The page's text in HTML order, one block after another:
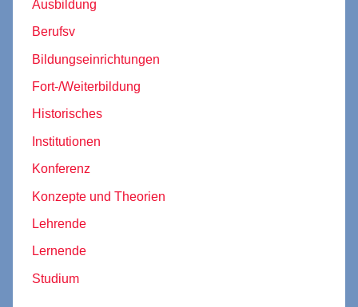
Ausbildung
Berufsv
Bildungseinrichtungen
Fort-/Weiterbildung
Historisches
Institutionen
Konferenz
Konzepte und Theorien
Lehrende
Lernende
Studium